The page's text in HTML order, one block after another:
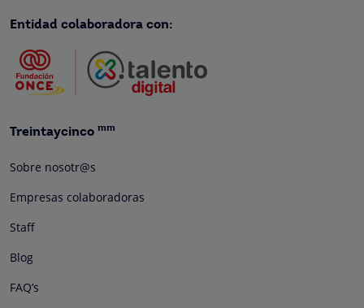
Entidad colaboradora con:
Treintaycinco mm
Sobre nosotr@s
Empresas colaboradoras
Staff
Blog
FAQ’s